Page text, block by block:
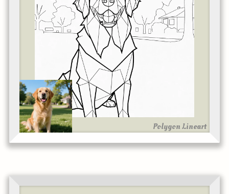
Polygon Lineart